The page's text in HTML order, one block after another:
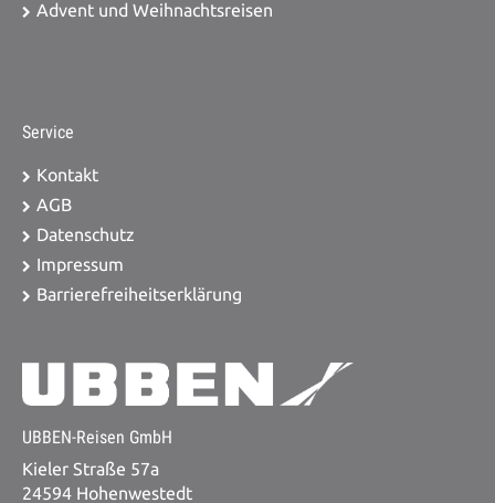
Advent und Weihnachtsreisen
Service
Kontakt
AGB
Datenschutz
Impressum
Barrierefreiheitserklärung
UBBEN-Reisen GmbH
Kieler Straße 57a
24594 Hohenwestedt